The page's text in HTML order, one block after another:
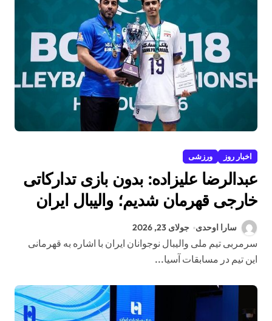
اخبار روز ورزشی
عبدالرضا علیزاده: بدون بازی تدارکاتی
خارجی قهرمان شدیم؛ والیبال ایران
شرایط منصفانه نداشت
سارا اوحدی جولای 23, 2026
سرمربی تیم ملی والیبال نوجوانان ایران با اشاره به قهرمانی
این تیم در مسابقات آسیا...